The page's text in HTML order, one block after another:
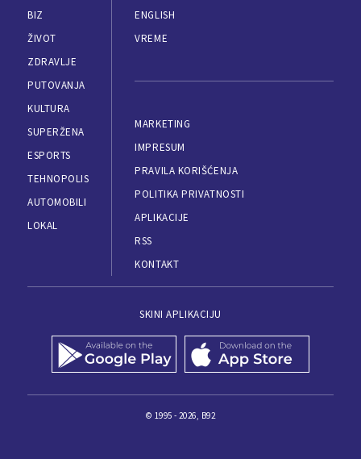
BIZ
ŽIVOT
ZDRAVLJE
PUTOVANJA
KULTURA
SUPERŽENA
ESPORTS
TEHNOPOLIS
AUTOMOBILI
LOKAL
ENGLISH
VREME
MARKETING
IMPRESUM
PRAVILA KORIŠĆENJA
POLITIKA PRIVATNOSTI
APLIKACIJE
RSS
KONTAKT
SKINI APLIKACIJU
© 1995 - 2026, B92